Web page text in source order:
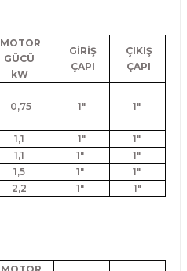
MOTOR
GÜCÜ
kW
GİRİŞ
ÇAPI
ÇIKIŞ
ÇAPI
0,75 1" 1"
1,1 1"
1"
1,1 1"
1"
1,5 1"
1"
2,2 1" 1"